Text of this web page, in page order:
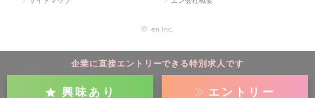
企業に直接エントリーできる特別求人です
興味あり エントリー
© en Inc.